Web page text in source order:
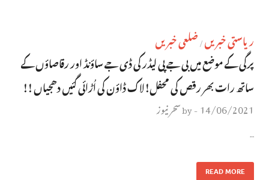
ریاستی خبریں / ضلعی خبریں
پرگی کے موضع میں بی جے پی لیڈر کی ڈی جے ساؤنڈ اور رقاصاؤں کے
ساتھ رات بھر رقص کی محفل!لاک ڈاؤن کی اُڑائی گئیں دھجیاں !!
14/06/2021
-
byسحر نیوز
…
READ MORE